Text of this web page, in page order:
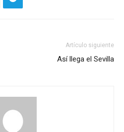
Artículo siguiente
Así llega el Sevilla